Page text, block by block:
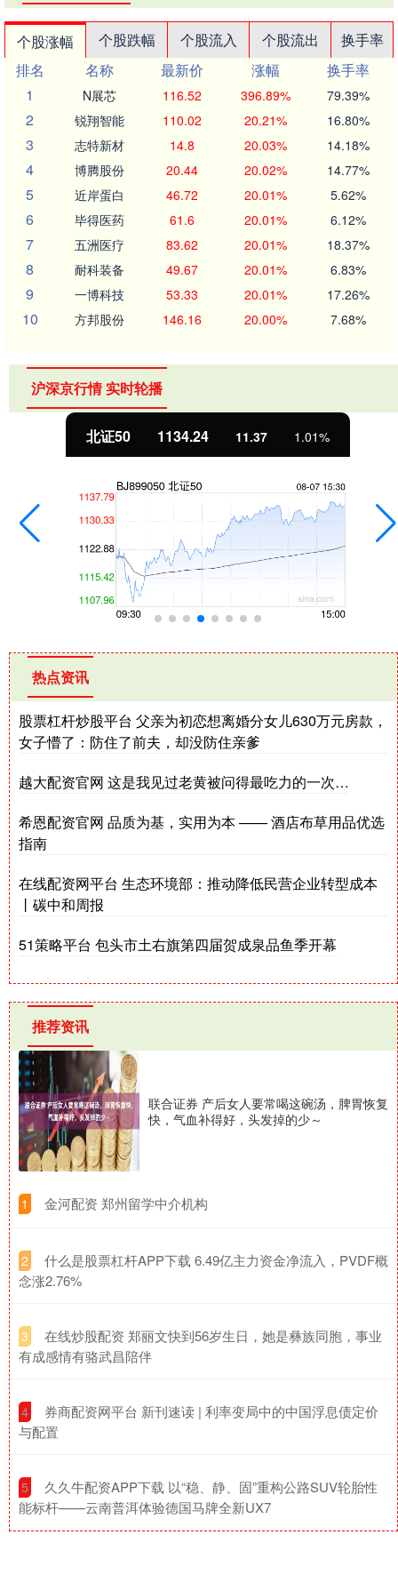
个股涨幅 个股跌幅 个股流入 个股流出
换手率
排名
名称 最新价 涨幅
换手率
1
N展芯 116.52 396.89% 79.39%
2 锐翔智能 110.02 20.21% 16.80%
3 志特新材 14.8 20.03% 14.18%
4 博腾股份 20.44 20.02% 14.77%
5 近岸蛋白 46.72 20.01% 5.62%
6 毕得医药 61.6 20.01% 6.12%
7 五洲医疗 83.62 20.01% 18.37%
8 耐科装备 49.67 20.01% 6.83%
9 一博科技 53.33 20.01% 17.26%
10 方邦股份 146.16 20.00% 7.68%
沪深京行情 实时轮播
北证50 1134.24 11.37 1.01%
热点资讯
股票杠杆炒股平台 父亲为初恋想离婚分女儿630万元房款，
女子懵了：防住了前夫，却没防住亲爹
越大配资官网 这是我见过老黄被问得最吃力的一次…
希恩配资官网 品质为基，实用为本 —— 酒店布草用品优选
指南
在线配资网平台 生态环境部：推动降低民营企业转型成本
丨碳中和周报
51策略平台 包头市土右旗第四届贺成泉品鱼季开幕
推荐资讯
联合证券 产后女人要常喝这碗汤，脾胃恢复
快，气血补得好，头发掉的少～
1 ​金河配资 郑州留学中介机构
2
​什么是股票杠杆APP下载 6.49亿主力资金净流入，PVDF概
念涨2.76%
3
​在线炒股配资 郑丽文快到56岁生日，她是彝族同胞，事业
有成感情有骆武昌陪伴
4
​券商配资网平台 新刊速读 | 利率变局中的中国浮息债定价
与配置
5
​久久牛配资APP下载 以“稳、静、固”重构公路SUV轮胎性
能标杆——云南普洱体验德国马牌全新UX7